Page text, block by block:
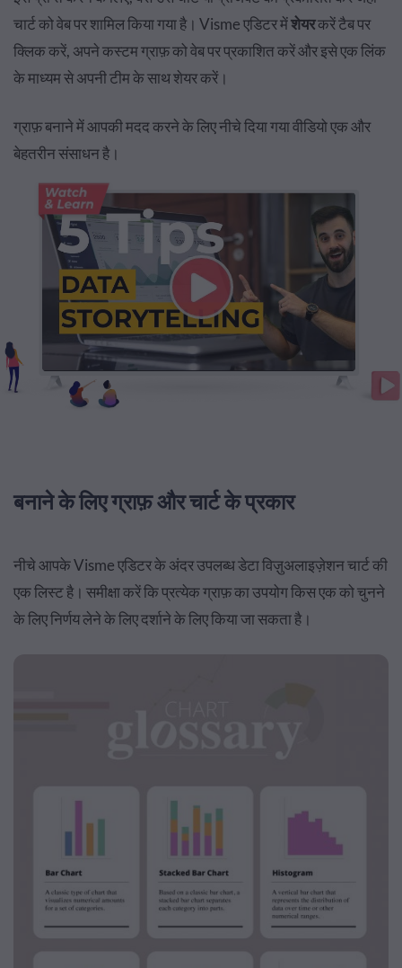
चार्ट को वेब पर शामिल किया गया है। Visme एडिटर मेंशेयरकरें टैब पर
क्लिक करें, अपने कस्टम ग्राफ़ को वेब पर प्रकाशित करें और इसे एक लिंक
के माध्यम से अपनी टीम के साथ शेयर करें।
ग्राफ़ बनाने में आपकी मदद करने के लिए नीचे दिया गया वीडियो एक और
बेहतरीन संसाधन है।
बनाने के लिए ग्राफ़ और चार्ट के प्रकार
नीचे आपके Visme एडिटर के अंदर उपलब्ध डेटा विज़ुअलाइज़ेशन चार्ट की
एक लिस्ट है। समीक्षा करें कि प्रत्येक ग्राफ़ का उपयोग किस एक को चुनने
के लिए निर्णय लेने के लिए दर्शाने के लिए किया जा सकता है।